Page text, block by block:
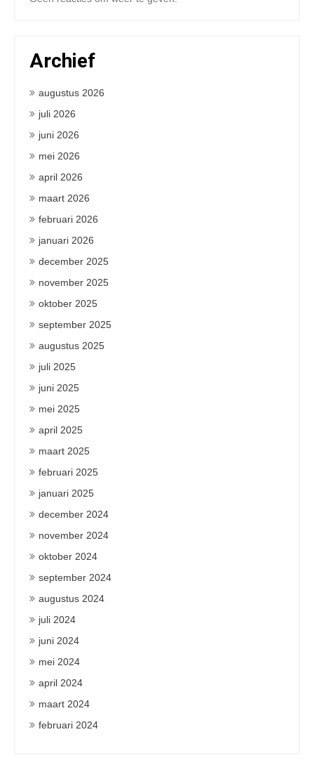
Archief
augustus 2026
juli 2026
juni 2026
mei 2026
april 2026
maart 2026
februari 2026
januari 2026
december 2025
november 2025
oktober 2025
september 2025
augustus 2025
juli 2025
juni 2025
mei 2025
april 2025
maart 2025
februari 2025
januari 2025
december 2024
november 2024
oktober 2024
september 2024
augustus 2024
juli 2024
juni 2024
mei 2024
april 2024
maart 2024
februari 2024